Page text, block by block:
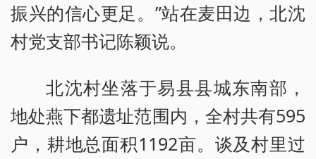
振兴的信心更足。”站在麦田边，北沈
村党支部书记陈颖说。
北沈村坐落于易县县城东南部，
地处燕下都遗址范围内，全村共有595
户，耕地总面积1192亩。谈及村里过